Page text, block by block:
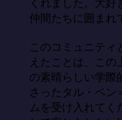
くれました。大
仲間たちに囲まれ
このコミュニティ
えたことは、この
の素晴らしい学際
さったタル・ベン
ムを受け入れてく